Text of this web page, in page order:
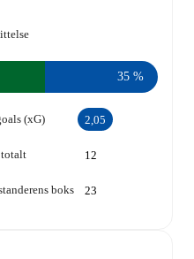
35 %
(xG) 2,05
12
boks 23